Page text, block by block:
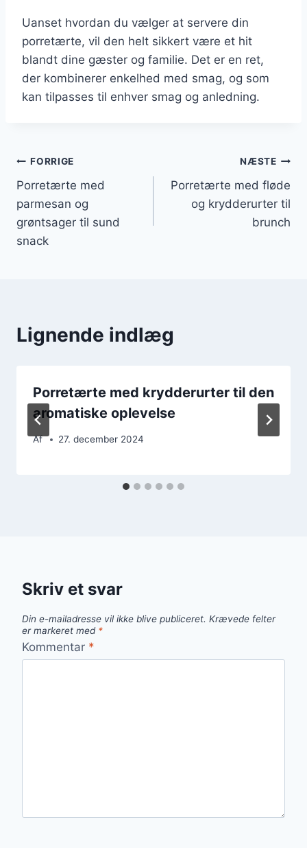
Uanset hvordan du vælger at servere din
porretærte, vil den helt sikkert være et hit
blandt dine gæster og familie. Det er en ret,
der kombinerer enkelhed med smag, og som
kan tilpasses til enhver smag og anledning.
Indlægsnavigation
FORRIGE
Porretærte med
parmesan og
grøntsager til sund
snack
NÆSTE
Porretærte med fløde
og krydderurter til
brunch
Lignende indlæg
Porretærte med krydderurter til den
aromatiske oplevelse
Af 27. december 2024
Skriv et svar
Din e-mailadresse vil ikke blive publiceret. Krævede felter
er markeret med *
Kommentar *